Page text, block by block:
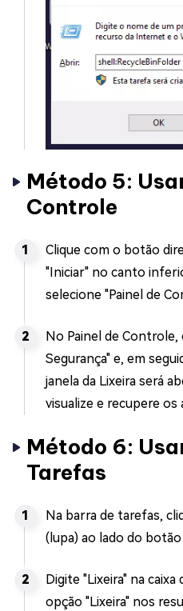
Método 5:
Controle
Clique com o botão
"Iniciar" no canto
selecione "Painel de
No Painel de Controle,
Segurança" e, em
janela da Lixeira será
visualize e recupere os
Método 6:
Tarefas
Na barra de tarefas,
(lupa) ao lado do botão
Digite "Lixeira" na
opção "Lixeira" nos